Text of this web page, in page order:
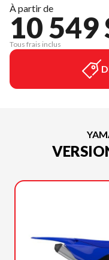
À partir de
10 549
Tous frais inclus